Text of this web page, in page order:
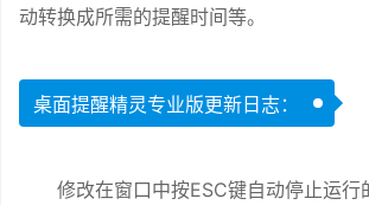
动转换成所需的提醒时间等。
桌面提醒精灵专业版更新日志：
修改在窗口中按ESC键自动停止运行